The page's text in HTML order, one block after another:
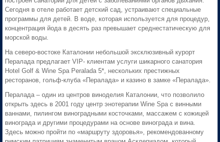
Сегодня в отеле работает детский сад, устраивают специальные
программы для детей. В воде, которая используется для процедур,
концентрация йода в десять раз превышает среднестатическую для
морской воды.
На северо-востоке Каталонии небольшой эксклюзивный курорт
Пералада предлагает VIP- клиентам услуги шикарного санатория
Hotel Golf & Wine Spa Peralada 5*, нескольких престижных
ресторанов, гольф-клуба «Пералада» и казино в замке «Пералада».
Пералада – один из центров виноделия Каталонии, что позволило
открыть здесь в 2001 году центр энотерапии Wine Spa с винными
ваннами, пилингом виноградными косточками, массажем с кожицей
винограда и другими процедурами на основе винограда и вина.
Здесь можно пройти по «маршруту здоровья», рекомендованному